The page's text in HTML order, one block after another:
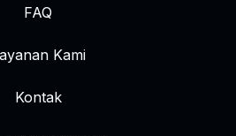
FAQ
Kami
Kontak